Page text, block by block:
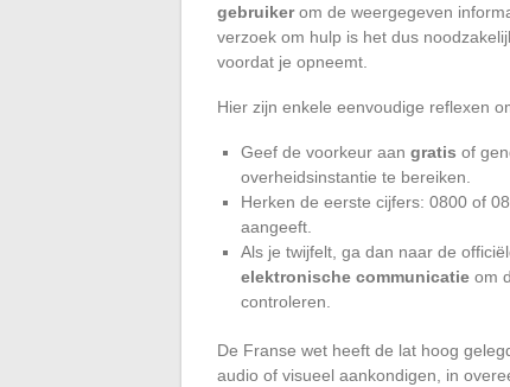
gebruikerom de weergegeven
verzoek om hulp is het dus
voordat je opneemt.
Hier zijn enkele eenvoudige reflexen
Geef de voorkeur aan gratis of
overheidsinstantie te bereiken.
Herken de eerste cijfers: 0800 of
aangeeft.
Als je twijfelt, ga dan naar de
elektronische communicatie om
controleren.
De Franse wet heeft de lat hoog
audio of visueel aankondigen, in